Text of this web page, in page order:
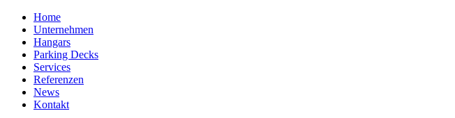
Home
Unternehmen
Hangars
Parking Decks
Services
Referenzen
News
Kontakt